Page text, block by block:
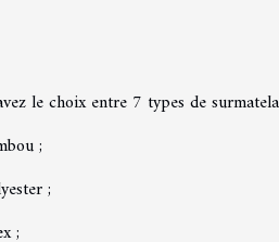
le choix entre 7 types de
;
;
;